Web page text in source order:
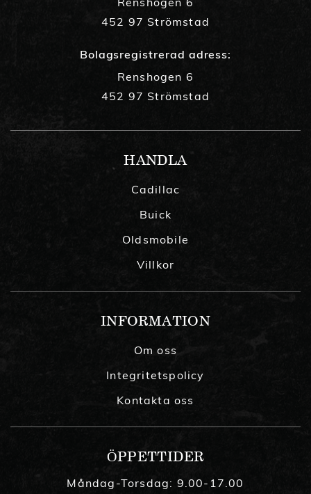
452 97 Strömstad
Bolagsregistrerad adress:
Renshogen 6
452 97 Strömstad
HANDLA
Cadillac
Buick
Oldsmobile
Villkor
INFORMATION
Om oss
Integritetspolicy
Kontakta oss
ÖPPETTIDER
Måndag-Torsdag: 9.00-17.00